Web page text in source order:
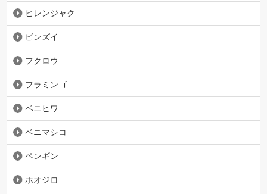
ヒレンジャク
ビンズイ
フクロウ
フラミンゴ
ベニヒワ
ベニマシコ
ペンギン
ホオジロ